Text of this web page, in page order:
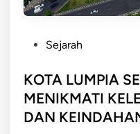
s
t
e
Sejarah
KOTA LUMPIA
MENIKMATI
DAN